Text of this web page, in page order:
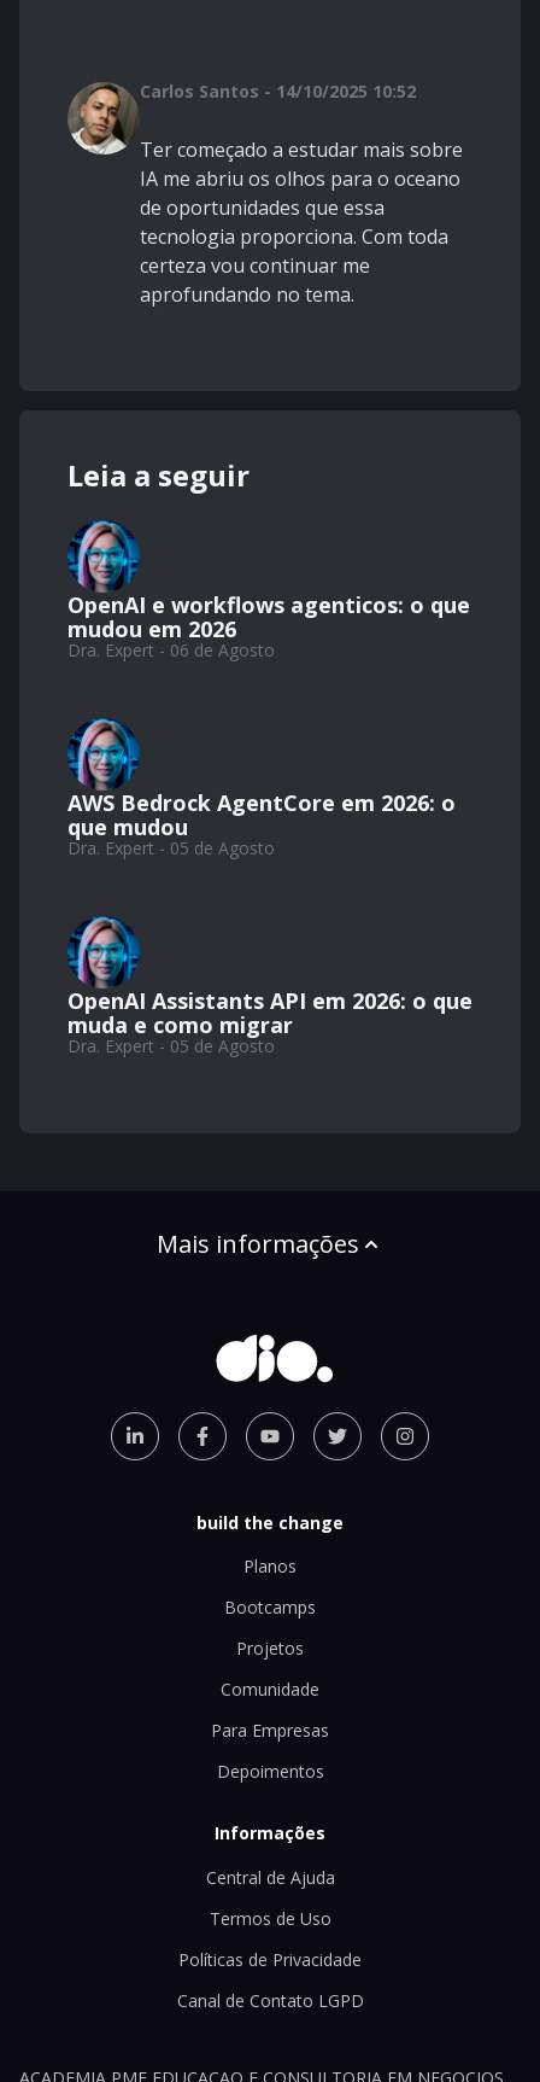
Carlos Santos - 14/10/2025 10:52
Ter começado a estudar mais sobre
IA me abriu os olhos para o oceano
de oportunidades que essa
tecnologia proporciona. Com toda
certeza vou continuar me
aprofundando no tema.
Leia a seguir
OpenAI e workflows agenticos: o que
mudou em 2026
Dra. Expert - 06 de Agosto
AWS Bedrock AgentCore em 2026: o
que mudou
Dra. Expert - 05 de Agosto
OpenAI Assistants API em 2026: o que
muda e como migrar
Dra. Expert - 05 de Agosto
Mais informações
build the change
Planos
Bootcamps
Projetos
Comunidade
Para Empresas
Depoimentos
Informações
Central de Ajuda
Termos de Uso
Políticas de Privacidade
Canal de Contato LGPD